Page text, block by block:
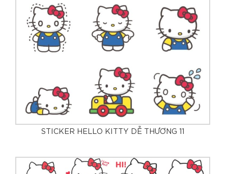
STICKER HELLO KITTY DỄ THƯƠNG 11